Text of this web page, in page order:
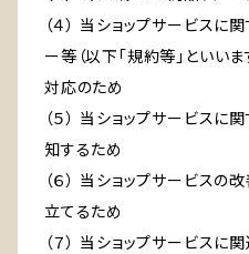
（４） 当ショップサービスに
ー等（以下「規約等」といい
対応のため
（５） 当ショップサービス
知するため
（６） 当ショップサービス
立てるため
（７） 当ショップサービスに